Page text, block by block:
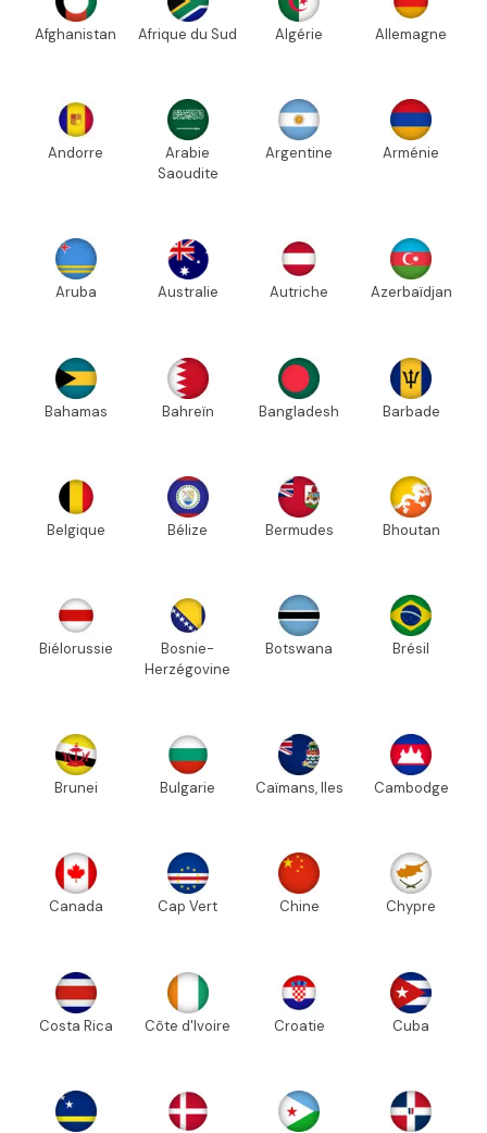
Afghanistan Afrique du Sud Algérie Allemagne
Andorre
Arabie
Saoudite
Argentine Arménie
Aruba Australie Autriche Azerbaïdjan
Bahamas Bahreïn Bangladesh Barbade
Belgique Bélize Bermudes Bhoutan
Biélorussie
Bosnie-
Herzégovine
Botswana Brésil
Brunei Bulgarie Caïmans, Iles Cambodge
Canada Cap Vert Chine Chypre
Costa Rica Côte d'Ivoire Croatie Cuba